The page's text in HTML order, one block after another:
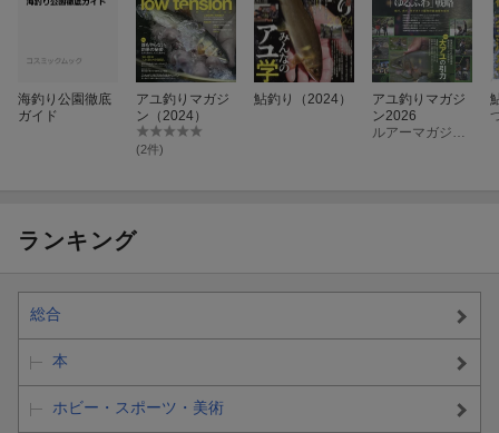
海釣り公園徹底
ガイド
アユ釣りマガジ
ン（2024）
(2件)
鮎釣り（2024）
アユ釣りマガジ
ン2026
ルアーマガジン編集部
ランキング
総合
本
ホビー・スポーツ・美術